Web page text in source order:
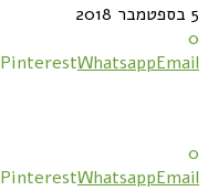
5 בספטמבר 2018
0
PinterestWhatsappEmail
0
PinterestWhatsappEmail